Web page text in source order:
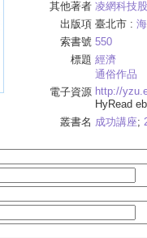
其他著者 凌網科技
出版項 臺北市 :
索書號 550
標題 經濟
通俗作品
電子資源 http://
HyRead
叢書名 成功講座;